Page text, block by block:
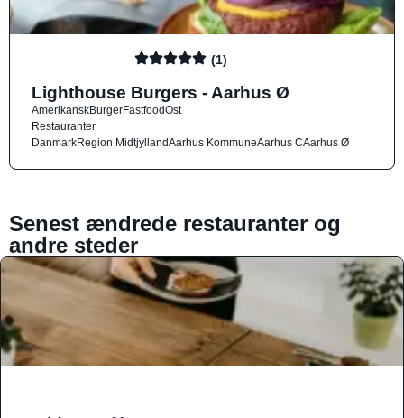
(1)
Lighthouse Burgers - Aarhus Ø
AmerikanskBurgerFastfoodOst
Restauranter
DanmarkRegion MidtjyllandAarhus KommuneAarhus CAarhus Ø
Senest ændrede restauranter og
andre steder